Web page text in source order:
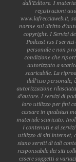
dall’Editore. I
registrazioni
www.lafrecciaweb.it,
norme sul diritto
copyright. I Servizi
Podcast rss I
personale e non
condizione che
autorizzato a
scaricabile. La
dall’uso personale,
autorizzazione
d’autore. I servizi di
loro utilizzo per fini
cessare in qualsiasi
materiale scaricato.
i contenuti e ai
utilizzo di siti internet,
siano serviti di tali
responsabile dei siti
essere soggetti a